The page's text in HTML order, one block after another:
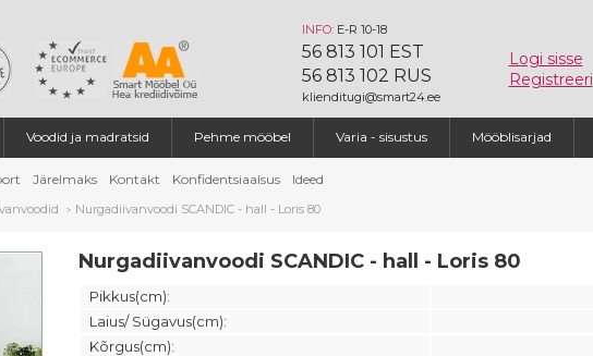
INFO:E-R 10-18
56 813 101 EST
56 813 102 RUS
klienditugi@smart24.ee
Logi sisse
Registreeri
Voodid ja madratsid Pehme mööbel Varia - sisustus Mööblisarjad
Järelmaks Kontakt Konfidentsiaalsus Ideed
> Nurgadiivanvoodi SCANDIC - hall - Loris 80
Nurgadiivanvoodi SCANDIC - hall - Loris 80
Pikkus(cm):
Laius/ Sügavus(cm):
Kõrgus(cm):